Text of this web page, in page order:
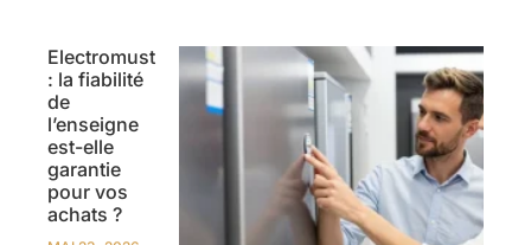
Electromust
: la fiabilité
de
l’enseigne
est-elle
garantie
pour vos
achats ?